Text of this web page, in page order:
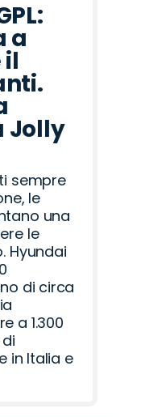
a
Jolly
sempre
le
una
le
Hyundai
di circa
a 1.300
in Italia e